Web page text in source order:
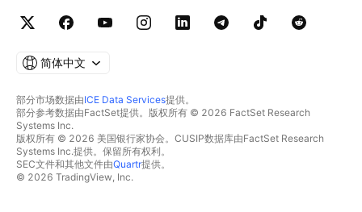
简体中文
部分市场数据由ICE Data Services提供。
部分参考数据由FactSet提供。版权所有 © 2026 FactSet Research
Systems Inc.
版权所有 © 2026 美国银行家协会。CUSIP数据库由FactSet Research
Systems Inc.提供。保留所有权利。
SEC文件和其他文件由Quartr提供。
© 2026 TradingView, Inc.